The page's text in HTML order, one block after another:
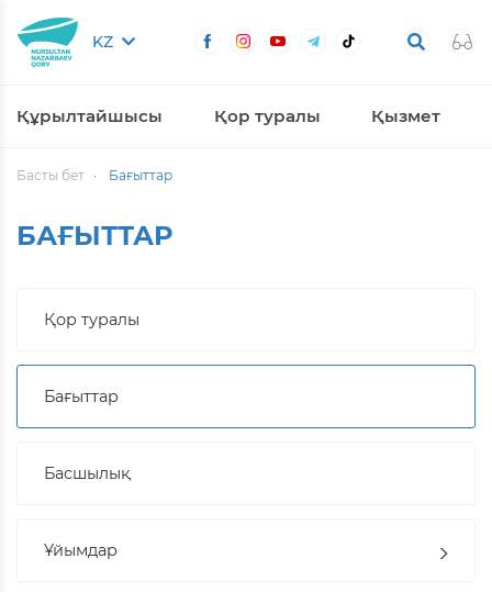
KZ
Құрылтайшысы Қор туралы Қызмет
Басты бет Бағыттар
БАҒЫТТАР
Қор туралы
Бағыттар
Басшылық
Ұйымдар